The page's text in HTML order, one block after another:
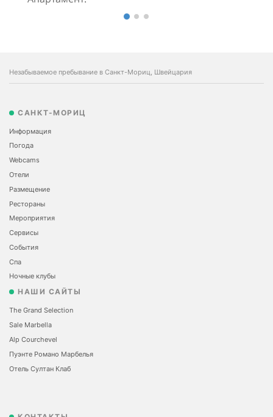
Незабываемое пребывание в Санкт-Мориц, Швейцария
САНКТ-МОРИЦ
Информация
Погода
Webcams
Отели
Размещение
Рестораны
Мероприятия
Сервисы
События
Спа
Ночные клубы
НАШИ САЙТЫ
The Grand Selection
Sale Marbella
Alp Courchevel
Пуэнте Романо Марбелья
Отель Султан Клаб